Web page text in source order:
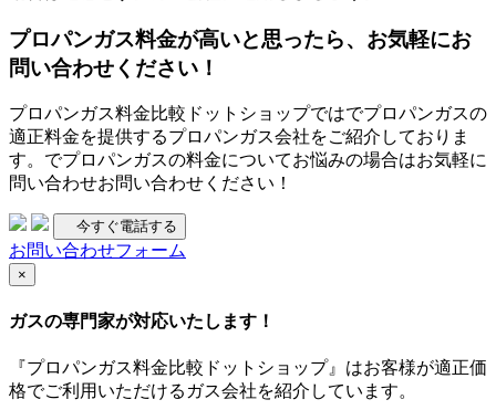
プロパンガス料金が高いと思ったら、お気軽にお
問い合わせください！
プロパンガス料金比較ドットショップではでプロパンガスの
適正料金を提供するプロパンガス会社をご紹介しておりま
す。でプロパンガスの料金についてお悩みの場合はお気軽に
問い合わせお問い合わせください！
今すぐ電話する
お問い合わせフォーム
×
ガスの専門家が対応いたします！
『プロパンガス料金比較ドットショップ』はお客様が適正価
格でご利用いただけるガス会社を紹介しています。